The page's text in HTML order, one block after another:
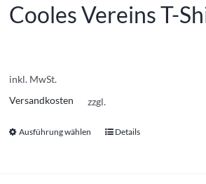
Cooles Vereins T-
inkl. MwSt.
zzgl.
Versandkosten
Ausführung wählen
Dieses
Details